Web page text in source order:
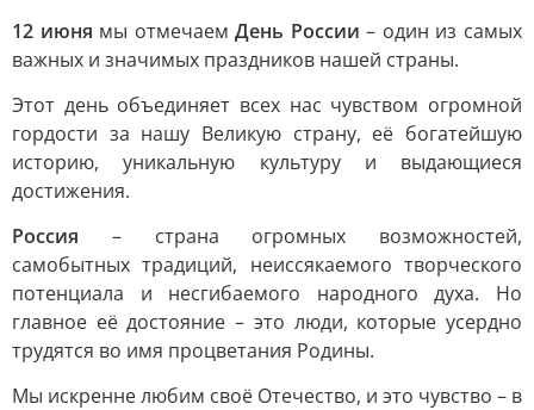
12 июня мы отмечаемДень России – один из самых
важных и значимых праздников нашей страны.
Этот день объединяет всех нас чувством огромной
гордости за нашу Великую страну, её богатейшую
историю, уникальную культуру и выдающиеся
достижения.
Россия – страна огромных возможностей,
самобытных традиций, неиссякаемого творческого
потенциала и несгибаемого народного духа. Но
главное её достояние – это люди, которые усердно
трудятся во имя процветания Родины.
Мы искренне любим своё Отечество, и это чувство – в